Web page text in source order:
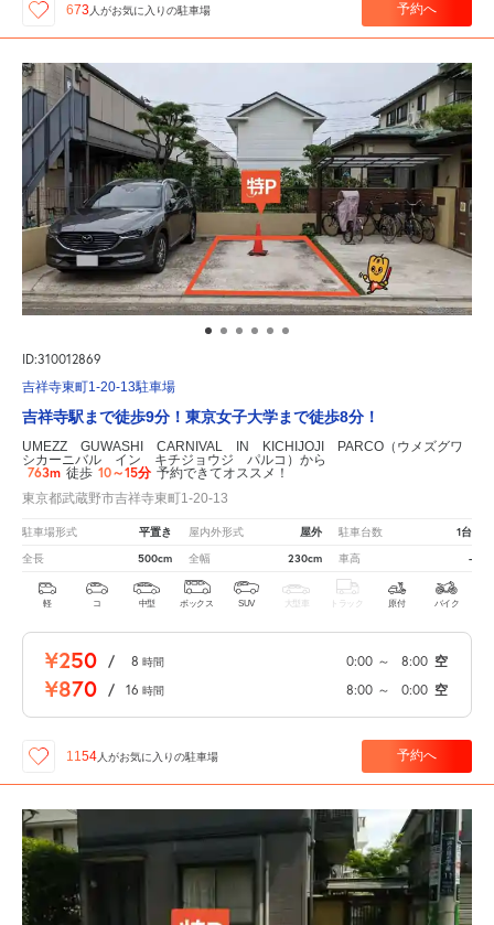
673 人がお気に入りの駐車場 予約へ
ID:310012869
吉祥寺東町1-20-13駐車場
吉祥寺駅まで徒歩9分！東京女子大学まで徒歩8分！
UMEZZ GUWASHI CARNIVAL IN KICHIJOJI PARCO（ウメズグワ
シカーニバル イン キチジョウジ パルコ）から
763m 徒歩 10～15分 予約できてオススメ！
東京都武蔵野市吉祥寺東町1-20-13
駐車場形式 平置き 屋内外形式 屋外 駐車台数 1台
全長 500cm 全幅 230cm 車高 -
軽 コ 中型 ボックス SUV 大型車 トラック 原付 バイク
¥250 / 8 時間 0:00 ～ 8:00 空
¥870 / 16 時間 8:00 ～ 0:00 空
1154 人がお気に入りの駐車場 予約へ